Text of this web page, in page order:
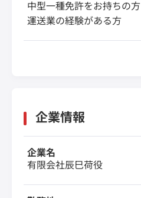
中型一種免許をお持ちの方
運送業の経験がある方
企業情報
企業名
有限会社辰巳荷役